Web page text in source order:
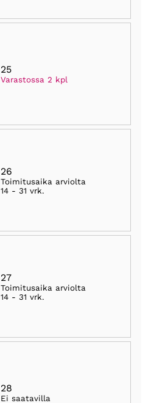
25
Varastossa 2 kpl
26
Toimitusaika arviolta
14 - 31 vrk.
27
Toimitusaika arviolta
14 - 31 vrk.
28
Ei saatavilla